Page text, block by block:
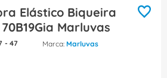
Elástico Biqueira
Marluvas
- 47 Marluvas